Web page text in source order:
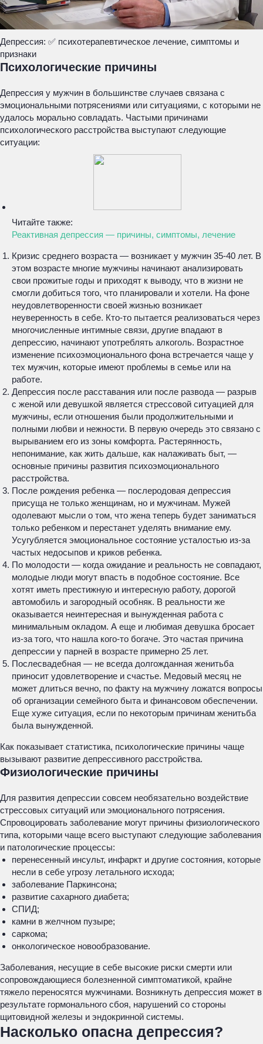
Депрессия: ✅ психотерапевтическое лечение, симптомы и
признаки
Психологические причины
Депрессия у мужчин в большинстве случаев связана с
эмоциональными потрясениями или ситуациями, с которыми не
удалось морально совладать. Частыми причинами
психологического расстройства выступают следующие
ситуации:
Читайте также:
Реактивная депрессия — причины, симптомы, лечение
Кризис среднего возраста — возникает у мужчин 35-40 лет. В
этом возрасте многие мужчины начинают анализировать
свои прожитые годы и приходят к выводу, что в жизни не
смогли добиться того, что планировали и хотели. На фоне
неудовлетворенности своей жизнью возникает
неуверенность в себе. Кто-то пытается реализоваться через
многочисленные интимные связи, другие впадают в
депрессию, начинают употреблять алкоголь. Возрастное
изменение психоэмоционального фона встречается чаще у
тех мужчин, которые имеют проблемы в семье или на
работе.
Депрессия после расставания или после развода — разрыв
с женой или девушкой является стрессовой ситуацией для
мужчины, если отношения были продолжительными и
полными любви и нежности. В первую очередь это связано с
вырыванием его из зоны комфорта. Растерянность,
непонимание, как жить дальше, как налаживать быт, —
основные причины развития психоэмоционального
расстройства.
После рождения ребенка — послеродовая депрессия
присуща не только женщинам, но и мужчинам. Мужей
одолевают мысли о том, что жена теперь будет заниматься
только ребенком и перестанет уделять внимание ему.
Усугубляется эмоциональное состояние усталостью из-за
частых недосыпов и криков ребенка.
По молодости — когда ожидание и реальность не совпадают,
молодые люди могут впасть в подобное состояние. Все
хотят иметь престижную и интересную работу, дорогой
автомобиль и загородный особняк. В реальности же
оказывается неинтересная и вынужденная работа с
минимальным окладом. А еще и любимая девушка бросает
из-за того, что нашла кого-то богаче. Это частая причина
депрессии у парней в возрасте примерно 25 лет.
Послесвадебная — не всегда долгожданная женитьба
приносит удовлетворение и счастье. Медовый месяц не
может длиться вечно, по факту на мужчину ложатся вопросы
об организации семейного быта и финансовом обеспечении.
Еще хуже ситуация, если по некоторым причинам женитьба
была вынужденной.
Как показывает статистика, психологические причины чаще
вызывают развитие депрессивного расстройства.
Физиологические причины
Для развития депрессии совсем необязательно воздействие
стрессовых ситуаций или эмоционального потрясения.
Спровоцировать заболевание могут причины физиологического
типа, которыми чаще всего выступают следующие заболевания
и патологические процессы:
перенесенный инсульт, инфаркт и другие состояния, которые
несли в себе угрозу летального исхода;
заболевание Паркинсона;
развитие сахарного диабета;
СПИД;
камни в желчном пузыре;
саркома;
онкологическое новообразование.
Заболевания, несущие в себе высокие риски смерти или
сопровождающиеся болезненной симптоматикой, крайне
тяжело переносятся мужчинами. Возникнуть депрессия может в
результате гормонального сбоя, нарушений со стороны
щитовидной железы и эндокринной системы.
Насколько опасна депрессия?